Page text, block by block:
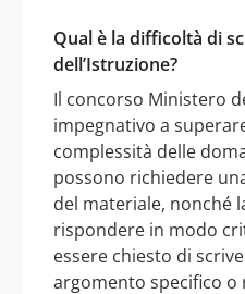
Qual è la difficoltà di
dell’Istruzione?
Il concorso Ministero
impegnativo a
complessità delle
possono richiedere
del materiale, nonché
rispondere in modo
essere chiesto di
argomento specifico